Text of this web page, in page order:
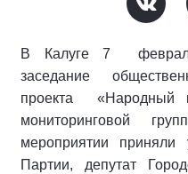
В Калуге 7 февраля
заседание
проекта «Народный
мониторинговой
мероприятии приняли
Партии, депутат